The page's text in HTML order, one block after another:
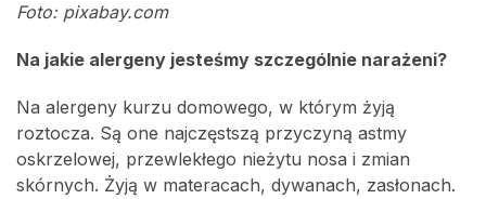
Foto: pixabay.com
Na jakie alergeny jesteśmy szczególnie narażeni?
Na alergeny kurzu domowego, w którym żyją
roztocza. Są one najczęstszą przyczyną astmy
oskrzelowej, przewlekłego nieżytu nosa i zmian
skórnych. Żyją w materacach, dywanach, zasłonach.